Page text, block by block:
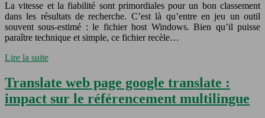
La vitesse et la fiabilité sont primordiales pour un bon classement
dans les résultats de recherche. C’est là qu’entre en jeu un outil
souvent sous-estimé : le fichier host Windows. Bien qu’il puisse
paraître technique et simple, ce fichier recèle…
Lire la suite
Translate web page google translate :
impact sur le référencement multilingue